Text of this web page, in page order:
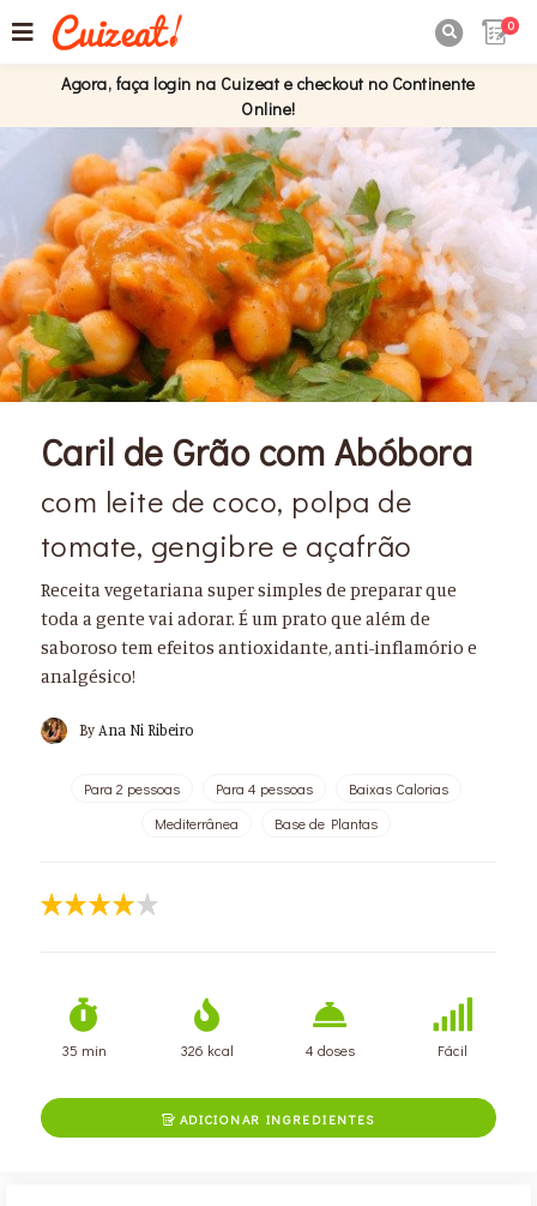
0
Agora, faça login na Cuizeat e checkout no Continente
Online!
Caril de Grão com Abóbora
com leite de coco, polpa de
tomate, gengibre e açafrão
Receita vegetariana super simples de preparar que
toda a gente vai adorar. É um prato que além de
saboroso tem efeitos antioxidante, anti-inflamório e
analgésico!
By Ana Ni Ribeiro
Para 2 pessoas Para 4 pessoas
Baixas Calorias
Mediterrânea
Base de Plantas
35 min 326 kcal 4 doses Fácil
ADICIONAR INGREDIENTES